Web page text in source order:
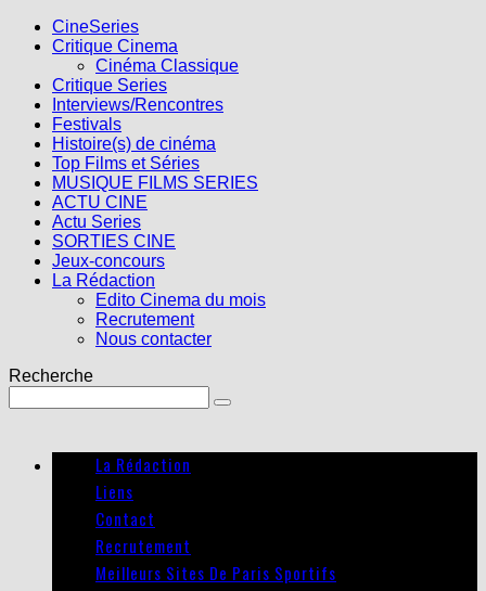
CineSeries
Critique Cinema
Cinéma Classique
Critique Series
Interviews/Rencontres
Festivals
Histoire(s) de cinéma
Top Films et Séries
MUSIQUE FILMS SERIES
ACTU CINE
Actu Series
SORTIES CINE
Jeux-concours
La Rédaction
Edito Cinema du mois
Recrutement
Nous contacter
Recherche
La Rédaction
Liens
Contact
Recrutement
Meilleurs Sites De Paris Sportifs